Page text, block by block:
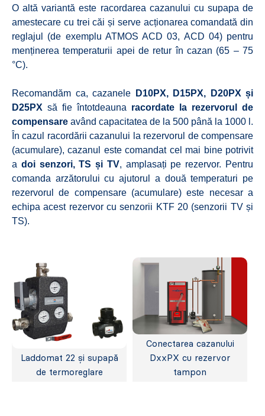
O altă variantă este racordarea cazanului cu supapa de
amestecare cu trei căi și serve acționarea comandată din
reglajul (de exemplu ATMOS ACD 03, ACD 04) pentru
menținerea temperaturii apei de retur în cazan (65 – 75
°C).
Recomandăm ca, cazanele
D10PX, D15PX, D20PX și
D25PX să fie întotdeauna racordate la rezervorul de
compensare având capacitatea de la 500 până la 1000 l.
În cazul racordării cazanului la rezervorul de compensare
(acumulare), cazanul este comandat cel mai bine potrivit
a doi senzori, TS și TV, amplasați pe rezervor. Pentru
comanda arzătorului cu ajutorul a două temperaturi pe
rezervorul de compensare (acumulare) este necesar a
echipa acest rezervor cu senzorii KTF 20 (senzorii TV și
TS).
Laddomat 22 și supapă
de termoreglare
Conectarea cazanului
DxxPX cu rezervor
tampon